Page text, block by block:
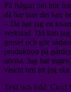
På frågan om hur
då har han det han
– Då har jag en
verkstad. Då kan
gruset och gör
produktion på
utvisa. Jag har
vision om att jag
Text och bild: Cicci